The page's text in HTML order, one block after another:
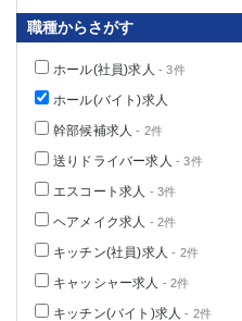
職種からさがす
ホール(社員)求人 - 3件
ホール(バイト)求人
幹部候補求人 - 2件
送りドライバー求人 - 3件
エスコート求人 - 3件
ヘアメイク求人 - 2件
キッチン(社員)求人 - 2件
キャッシャー求人 - 2件
キッチン(バイト)求人 - 2件